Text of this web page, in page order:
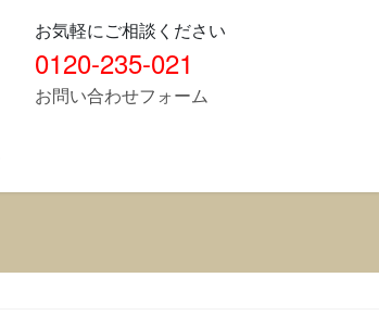
お気軽にご相談ください
0120-235-021
お問い合わせフォーム